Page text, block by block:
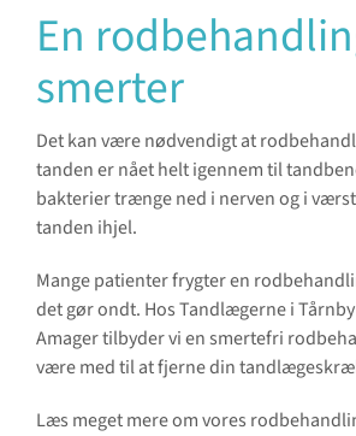
En
smerter
Det kan være nødvendigt at
tanden er nået helt igennem til
bakterier trænge ned i nerven og i
tanden ihjel.
Mange patienter frygter en
det gør ondt. Hos Tandlægerne i
Amager tilbyder vi en smertefri
være med til at fjerne din
Læs meget mere om vores